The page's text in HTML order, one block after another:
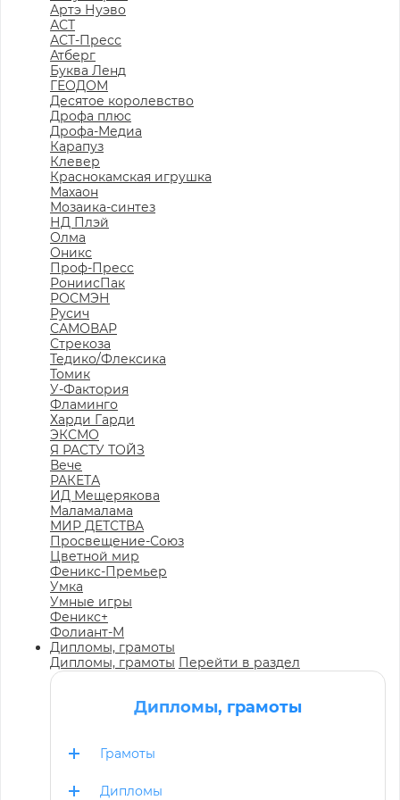
Артэ Нуэво
АСТ
АСТ-Пресс
Атберг
Буква Ленд
ГЕОДОМ
Десятое королевство
Дрофа плюс
Дрофа-Медиа
Карапуз
Клевер
Краснокамская игрушка
Махаон
Мозаика-синтез
НД Плэй
Олма
Оникс
Проф-Пресс
РониисПак
РОСМЭН
Русич
САМОВАР
Стрекоза
Тедико/Флексика
Томик
У-Фактория
Фламинго
Харди Гарди
ЭКСМО
Я РАСТУ ТОЙЗ
Вече
РАКЕТА
ИД Мещерякова
Маламалама
МИР ДЕТСТВА
Просвещение-Союз
Цветной мир
Феникс-Премьер
Умка
Умные игры
Феникс+
Фолиант-М
Дипломы, грамоты
Дипломы, грамоты Перейти в раздел
Дипломы, грамоты
Грамоты
Дипломы